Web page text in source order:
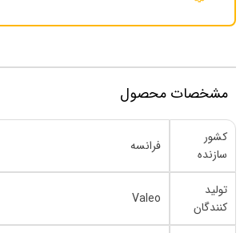
مشخصات محصول
کشور
سازنده
فرانسه
تولید
کنندگان
Valeo